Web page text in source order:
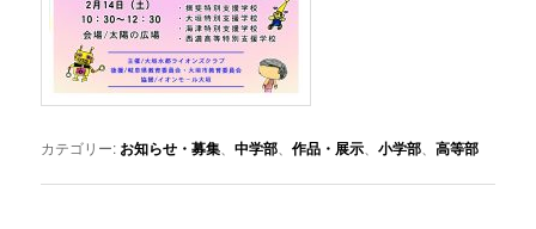
カテゴリー: お知らせ・募集 、中学部 、作品・展示 、小学部 、高等部